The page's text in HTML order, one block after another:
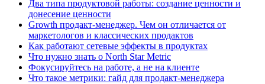
Два типа продуктовой работы: создание ценности и
донесение ценности
Growth продакт-менеджер. Чем он отличается от
маркетологов и классических продактов
Как работают сетевые эффекты в продуктах
Что нужно знать о North Star Metric
Фокусируйтесь на работе, а не на клиенте
Что такое метрики: гайд для продакт-менеджера